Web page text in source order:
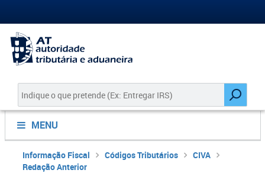
MENU
Informação Fiscal Códigos Tributários
CIVA
Redação Anterior